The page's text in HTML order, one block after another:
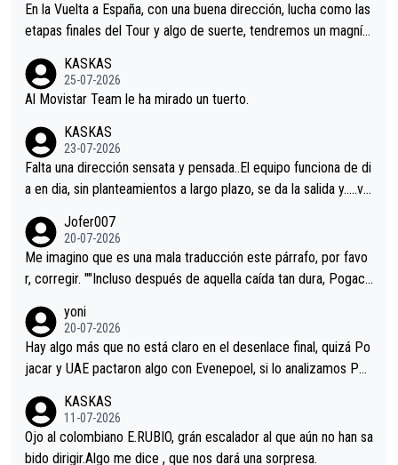
En la Vuelta a España, con una buena dirección, lucha como las
etapas finales del Tour y algo de suerte, tendremos un magnífi
KASKAS
25-07-2026
Al Movistar Team le ha mirado un tuerto.
KASKAS
23-07-2026
Falta una dirección sensata y pensada..El equipo funciona de di
a en dia, sin planteamientos a largo plazo, se da la salida y…..ve
Minguez, Velez etc etc.Me da pena vivir estos momentos tan
tristes sin victorias.
Jofer007
20-07-2026
Me imagino que es una mala traducción este párrafo, por favo
r, corregir. ""Incluso después de aquella caída tan dura, Pogaca
permaneció pegado a su rueda. Parecía increíble la forma en l
a que era capaz de controlar el miedo", recordó."
yoni
20-07-2026
Hay algo más que no está claro en el desenlace final, quizá Po
jacar y UAE pactaron algo con Evenepoel, si lo analizamos Poj
i sin pedalear, luego está el saludo con Evenepoel dándose la
mano de una manera muy fraternal, más allá de los típicos toqu
es en el hombro con que saludaba a Vingegard. Ahí hubo una in
KASKAS
11-07-2026
Ojo al colombiano E.RUBIO, grán escalador al que aún no han sa
bido dirigir.Algo me dice , que nos dará una sorpresa.